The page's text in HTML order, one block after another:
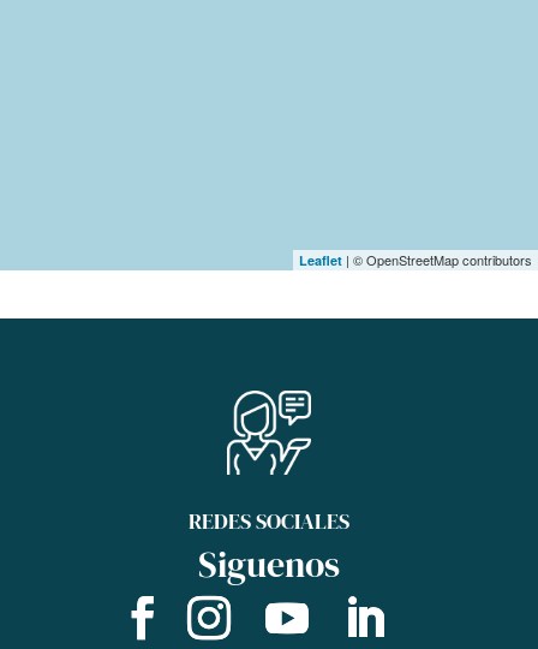
Leaflet | © OpenStreetMap contributors
REDES SOCIALES
Siguenos